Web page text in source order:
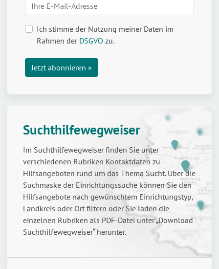
Ich stimme der Nutzung meiner Daten im
Rahmen der DSGVO zu.
Suchthilfewegweiser
Im Suchthilfewegweiser finden Sie unter
verschiedenen Rubriken Kontaktdaten zu
Hilfsangeboten rund um das Thema Sucht. Über die
Suchmaske der Einrichtungssuche können Sie den
Hilfsangebote nach gewünschtem Einrichtungstyp,
Landkreis oder Ort filtern oder Sie laden die
einzelnen Rubriken als PDF-Datei unter „Download
Suchthilfewegweiser“ herunter.